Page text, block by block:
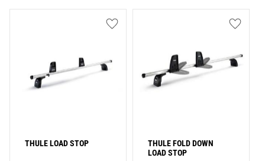
THULE LOAD STOP
Lägg till i favoriter
THULE FOLD DOWN
LOAD STOP
Lägg